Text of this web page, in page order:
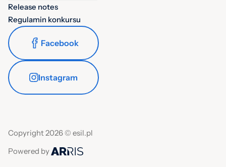
Release notes
Regulamin konkursu
Facebook
Instagram
Copyright 2026 © esil.pl
Powered by